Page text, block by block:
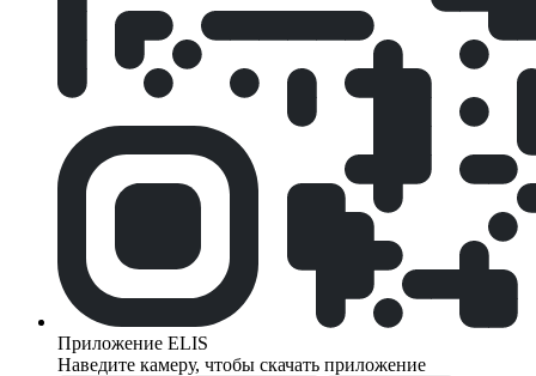
Приложение ELIS
Наведите камеру, чтобы скачать приложение